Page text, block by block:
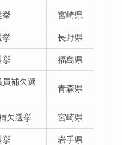
挙 宮崎県
挙 長野県
挙 福島県
員補欠選
青森県
欠選挙 宮崎県
挙 岩手県